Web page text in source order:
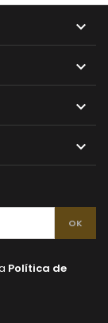




Política de